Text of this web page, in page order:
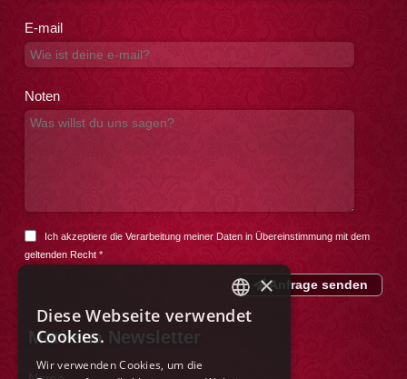
E-mail
Noten
Ich akzeptiere die Verarbeitung meiner Daten in Übereinstimmung mit dem
geltenden Recht*
Anfrage senden
Marilena Newsletter
ITALIAN
×
Diese Webseite verwendet
Cookies.
Wir verwenden Cookies, um die